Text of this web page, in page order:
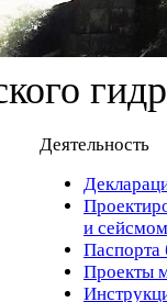
Деятельность
и
Паспорта
Проекты